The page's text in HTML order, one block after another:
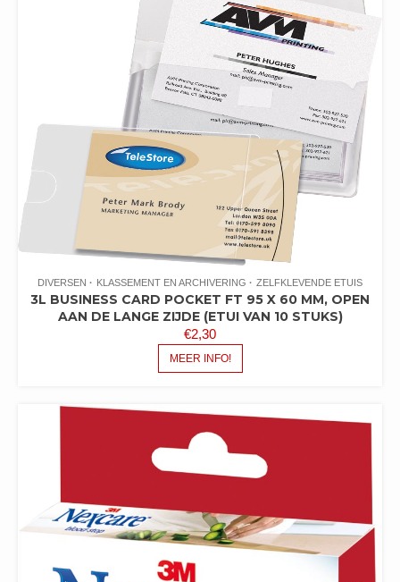
DIVERSEN KLASSEMENT EN ARCHIVERING ZELFKLEVENDE ETUIS
3L BUSINESS CARD POCKET FT 95 X 60 MM, OPEN
AAN DE LANGE ZIJDE (ETUI VAN 10 STUKS)
€2,30
MEER INFO!